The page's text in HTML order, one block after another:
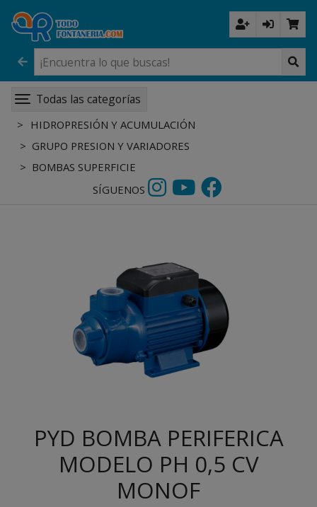
Todas las categorías
HIDROPRESIÓN Y ACUMULACIÓN
GRUPO PRESION Y VARIADORES
BOMBAS SUPERFICIE
SÍGUENOS
PYD BOMBA PERIFERICA
MODELO PH 0,5 CV
MONOF